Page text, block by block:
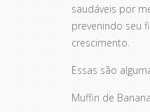
saudáveis por
prevenindo seu
crescimento.
Essas são
Muffin de Banana